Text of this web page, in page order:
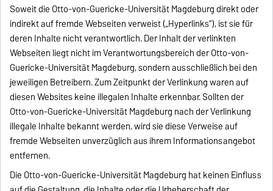
Soweit die Otto-von-Guericke-Universität Magdeburg direkt oder
indirekt auf fremde Webseiten verweist („Hyperlinks“), ist sie für
deren Inhalte nicht verantwortlich. Der Inhalt der verlinkten
Webseiten liegt nicht im Verantwortungsbereich der Otto-von-
Guericke-Universität Magdeburg, sondern ausschließlich bei den
jeweiligen Betreibern. Zum Zeitpunkt der Verlinkung waren auf
diesen Websites keine illegalen Inhalte erkennbar. Sollten der
Otto-von-Guericke-Universität Magdeburg nach der Verlinkung
illegale Inhalte bekannt werden, wird sie diese Verweise auf
fremde Webseiten unverzüglich aus ihrem Informationsangebot
entfernen.
Die Otto-von-Guericke-Universität Magdeburg hat keinen Einfluss